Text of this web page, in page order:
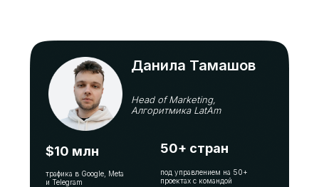
Head of Marketing,
Алгоритмика LatAm
Данила Тамашов
$10 млн 50+ стран
трафика в Google, Meta
и Telegram
под управлением на 50+
проектах с командой